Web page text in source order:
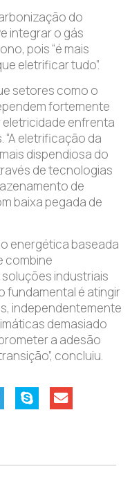
do
integrar o gás
pois “é mais
eletrificar tudo”.
setores como o
fortemente
enfrenta
eletrificação da
dispendiosa do
de tecnologias
de
baixa pegada de
energética baseada
combine
industriais
fundamental é atingir
independentemente
demasiado
a adesão
concluiu.